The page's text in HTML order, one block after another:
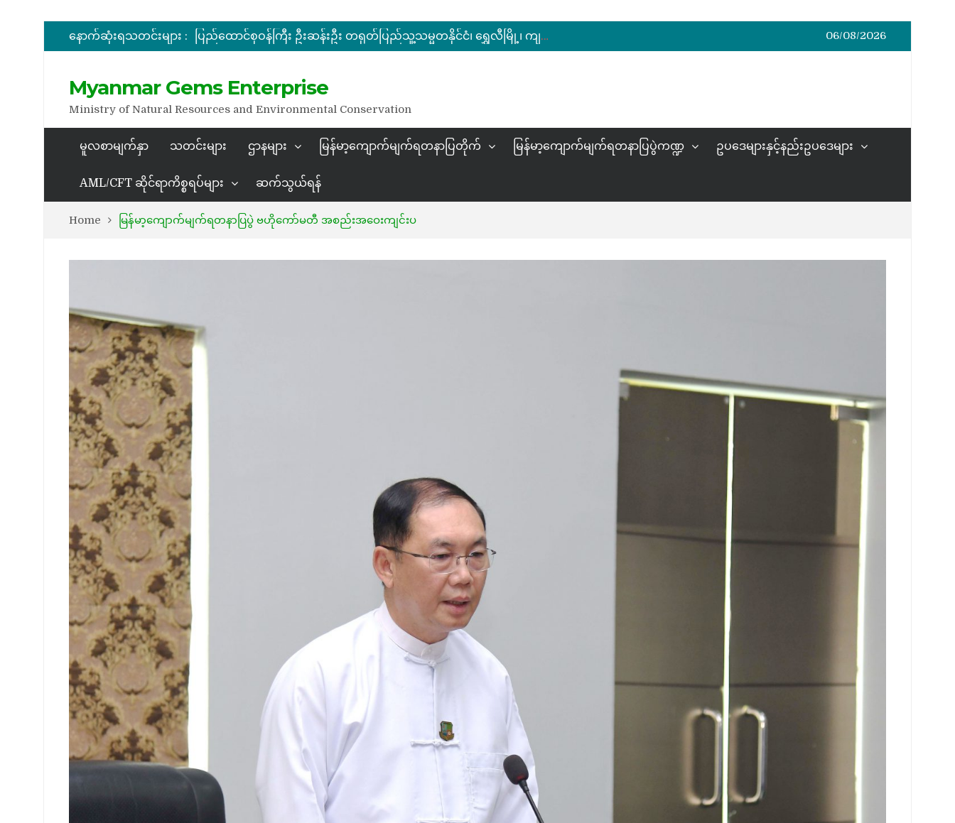
နောက်ဆုံးရသတင်းများ :
ပြည်ထောင်စုဝန်ကြီး ဦးဆန်းဦး တရုတ်ပြည်သူ့သမ္မတနိုင်ငံ၊ ရွှေလီမြို့၊ ကျယ်ဂေါင်နယ်စပ်ကုန်သွယ်ရေးဇုန်တွင် မြန်မာ့ကျောက်မျက်ရတနာပြပွဲ တက်ရောက်ဖွင့်လှစ်
နိုင်ငံတော်သမ္မတ ဦးမင်းအောင်လှိုင် မိုးကုတ်ရတနာမြေမှရှာဖွေတွေ့ရှိသည့် ထူးခြားလှပပြီး အရွယ်အစားကြီးမားသည့် နီလာအရိုင်းတုံးကြီးအားကြည့်ရှု
အိတ်ဖွင့်တင်ဒါခေါ်ယူခြင်း
06/08/2026
Myanmar Gems Enterprise
Ministry of Natural Resources and Environmental Conservation
မူလစာမျက်နှာ သတင်းများ ဌာနများ မြန်မာ့ကျောက်မျက်ရတနာပြတိုက် မြန်မာ့ကျောက်မျက်ရတနာပြပွဲကဏ္ဍ ဥပဒေများနှင့်နည်းဥပဒေများ
AML/CFT ဆိုင်ရာကိစ္စရပ်များ ဆက်သွယ်ရန်
Home မြန်မာ့ကျောက်မျက်ရတနာပြပွဲ ဗဟိုကော်မတီ အစည်းအဝေးကျင်းပ